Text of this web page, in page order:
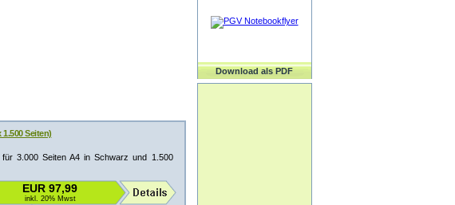
Seiten)
3.000 Seiten A4 in Schwarz und 1.500
EUR 97,99
inkl. 20% Mwst
Download als PDF